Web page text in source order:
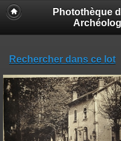
Photothèque
Rechercher dans ce lot